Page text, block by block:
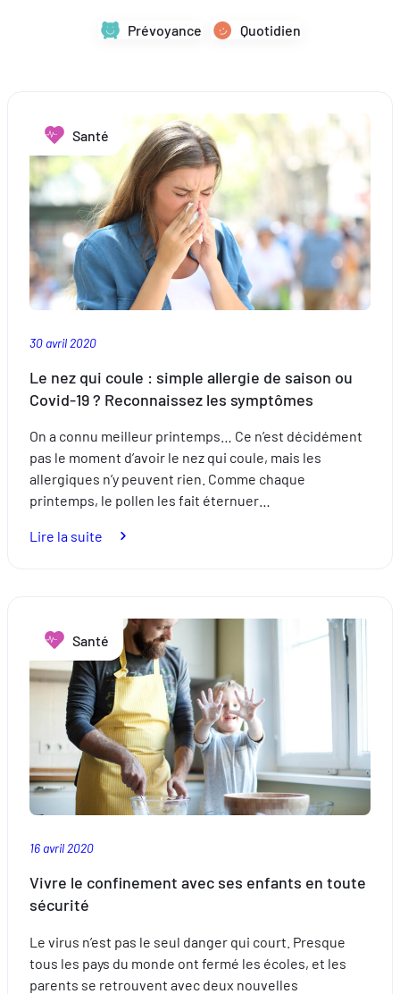
Prévoyance Quotidien
Santé
30 avril 2020
Le nez qui coule : simple allergie de saison ou
Covid-19 ? Reconnaissez les symptômes
On a connu meilleur printemps… Ce n’est décidément
pas le moment d’avoir le nez qui coule, mais les
allergiques n’y peuvent rien. Comme chaque
printemps, le pollen les fait éternuer…
Lire la suite
coule :
simple
allergie
de
saison ou
Covid-
19 ?
Reconnaissez
les
symptômes
Santé
16 avril 2020
Vivre le confinement avec ses enfants en toute
sécurité
Le virus n’est pas le seul danger qui court. Presque
tous les pays du monde ont fermé les écoles, et les
parents se retrouvent avec deux nouvelles